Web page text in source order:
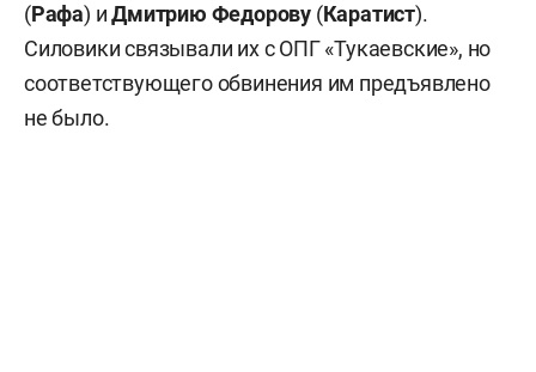
(Рафа) иДмитрию Федорову (Каратист).
Силовики связывали их с ОПГ «Тукаевские», но
соответствующего обвинения им предъявлено
не было.